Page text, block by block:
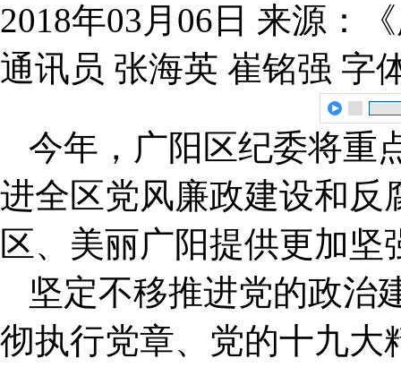
2018年03月06日 来源：
通讯员 张海英 崔铭强 字
今年，广阳区纪委将重
进全区党风廉政建设和反
区、美丽广阳提供更加坚
坚定不移推进党的政治
彻执行党章、党的十九大